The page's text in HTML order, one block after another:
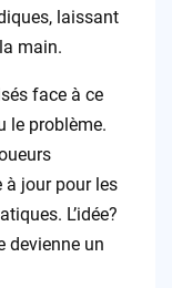
laissant
main.
face à ce
le problème.
à jour pour les
L’idée?
devienne un